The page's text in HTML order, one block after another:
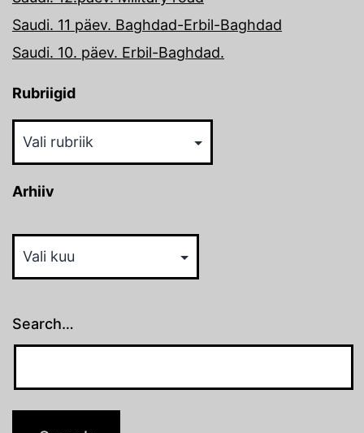
Saudi. 11 päev. Baghdad-Erbil-Baghdad
Saudi. 10. päev. Erbil-Baghdad.
Rubriigid
Arhiiv
Search…